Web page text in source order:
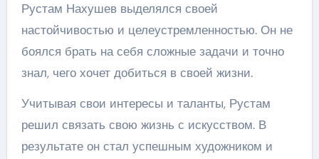
Рустам Нахушев выделялся своей
настойчивостью и целеустремленностью. Он не
боялся брать на себя сложные задачи и точно
знал, чего хочет добиться в своей жизни.
Учитывая свои интересы и таланты, Рустам
решил связать свою жизнь с искусством. В
результате он стал успешным художником и